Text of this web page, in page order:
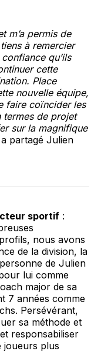
m’a permis de
à remercier
qu’ils
cette
Place
nouvelle équipe,
faire coïncider les
termes de projet
sur la magnifique
a partagé Julien
sportif :
nous avons
de la division, la
de Julien
lui comme
major de sa
7 années comme
Persévérant,
sa méthode et
responsabiliser
joueurs plus